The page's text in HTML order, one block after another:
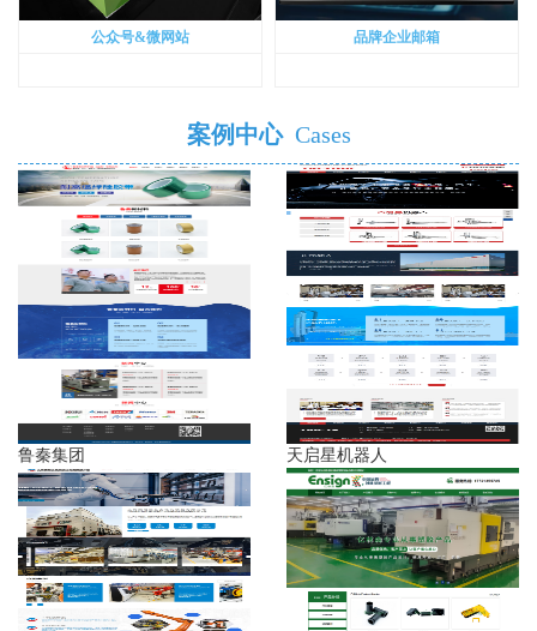
公众号&微网站 品牌企业邮箱
案例中心 Cases
鲁秦集团 天启星机器人